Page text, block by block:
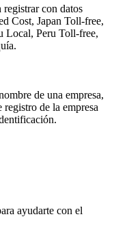
registrar con datos
Cost, Japan Toll-free,
Local, Peru Toll-free,
de una empresa,
de la empresa
ayudarte con el